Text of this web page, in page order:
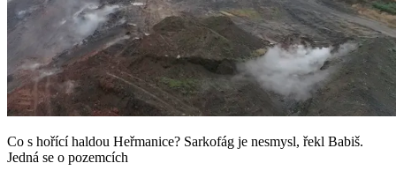
Co s hořící haldou Heřmanice? Sarkofág je nesmysl, řekl Babiš.
Jedná se o pozemcích